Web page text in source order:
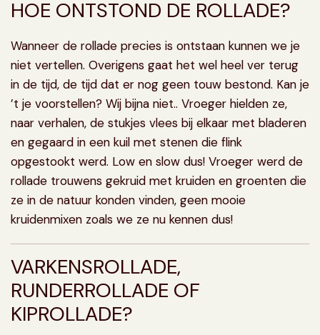
HOE ONTSTOND DE ROLLADE?
Wanneer de rollade precies is ontstaan kunnen we je
niet vertellen. Overigens gaat het wel heel ver terug
in de tijd, de tijd dat er nog geen touw bestond. Kan je
’t je voorstellen? Wij bijna niet.. Vroeger hielden ze,
naar verhalen, de stukjes vlees bij elkaar met bladeren
en gegaard in een kuil met stenen die flink
opgestookt werd. Low en slow dus! Vroeger werd de
rollade trouwens gekruid met kruiden en groenten die
ze in de natuur konden vinden, geen mooie
kruidenmixen zoals we ze nu kennen dus!
VARKENSROLLADE,
RUNDERROLLADE OF
KIPROLLADE?